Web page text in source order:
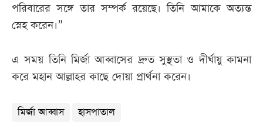
পরিবারের সঙ্গে তার সম্পর্ক রয়েছে। তিনি আমাকে অত্যন্ত
স্নেহ করেন।”
এ সময় তিনি মির্জা আব্বাসের দ্রুত সুস্থতা ও দীর্ঘায়ু কামনা
করে মহান আল্লাহর কাছে দোয়া প্রার্থনা করেন।
মির্জা আব্বাস হাসপাতাল